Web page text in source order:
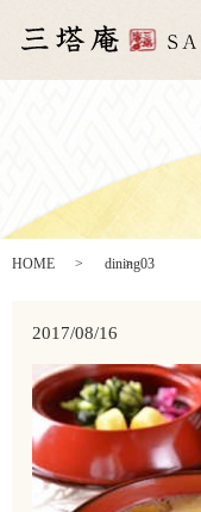
HOME dining03
2017/08/16